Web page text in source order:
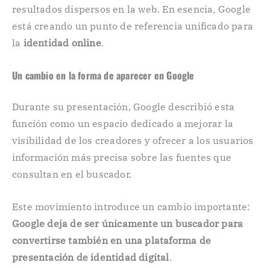
resultados dispersos en la web. En esencia, Google
está creando un punto de referencia unificado para
la identidad online.
Un cambio en la forma de aparecer en Google
Durante su presentación, Google describió esta
función como un espacio dedicado a mejorar la
visibilidad de los creadores y ofrecer a los usuarios
información más precisa sobre las fuentes que
consultan en el buscador.
Este movimiento introduce un cambio importante:
Google deja de ser únicamente un buscador para
convertirse también en una plataforma de
presentación de identidad digital.